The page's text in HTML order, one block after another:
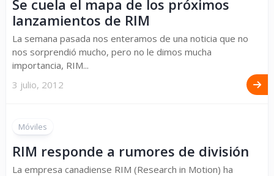
Se cuela el mapa de los próximos
lanzamientos de RIM
La semana pasada nos enteramos de una noticia que no
nos sorprendió mucho, pero no le dimos mucha
importancia, RIM...
3 julio, 2012
Móviles
RIM responde a rumores de división
La empresa canadiense RIM (Research in Motion) ha